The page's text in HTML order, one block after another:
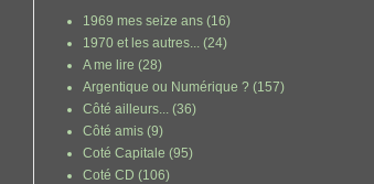
1969 mes seize ans (16)
1970 et les autres... (24)
A me lire (28)
Argentique ou Numérique ? (157)
Côté ailleurs... (36)
Côté amis (9)
Coté Capitale (95)
Coté CD (106)